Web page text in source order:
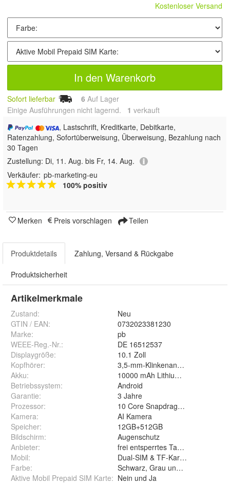
Kostenloser Versand
In den Warenkorb
Sofort lieferbar 6 Auf Lager
Einige Ausführungen nicht lagernd. 1 verkauft
, Lastschrift, Kreditkarte, Debitkarte,
Ratenzahlung, Sofortüberweisung, Überweisung, Bezahlung nach
30 Tagen
Zustellung: Di, 11. Aug. bis Fr, 14. Aug.
Verkäufer: pb-marketing-eu
100% positiv
Merken Preis vorschlagen Teilen
Produktdetails Zahlung, Versand & Rückgabe
Produktsicherheit
Artikelmerkmale
Zustand:
Neu
GTIN / EAN:
0732023381230
Marke:
pb
WEEE-Reg.-Nr.:
DE 16512537
Displaygröße:
10.1 Zoll
Kopfhörer:
3,5-mm-Klinkenanschluss
Akku:
10000 mAh Lithium-Ion
Betriebssystem:
Android
Garantie:
3 Jahre
Prozessor:
10 Core Snapdragon 888
Kamera:
AI Kamera
Speicher:
12GB+512GB
Bildschirm:
Augenschutz
Anbieter:
frei entsperrtes Tablet
Mobil:
Dual-SIM & TF-Karten-Slot
Farbe:
Schwarz, Grau und Blau
Aktive Mobil Prepaid SIM Karte: Nein und Ja